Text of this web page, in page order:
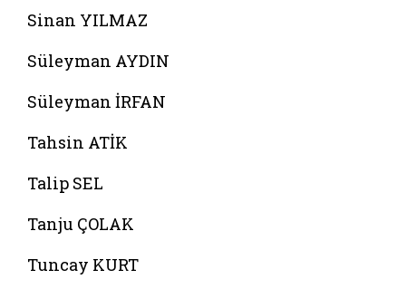
Sinan YILMAZ
Süleyman AYDIN
Süleyman İRFAN
Tahsin ATİK
Talip SEL
Tanju ÇOLAK
Tuncay KURT